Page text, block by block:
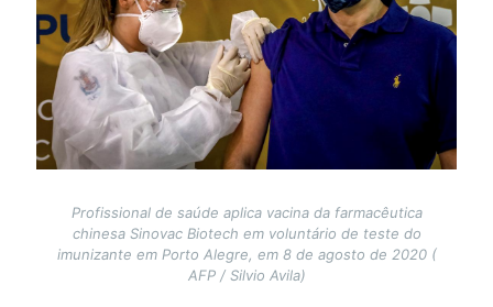
Profissional de saúde aplica vacina da farmacêutica
chinesa Sinovac Biotech em voluntário de teste do
imunizante em Porto Alegre, em 8 de agosto de 2020 (
AFP / Silvio Avila)